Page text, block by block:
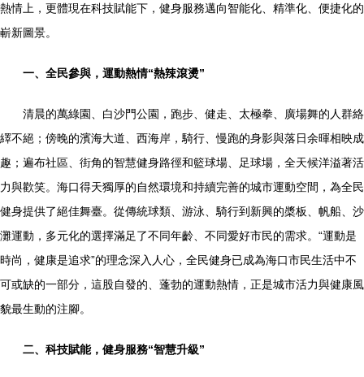
熱情上，更體現在科技賦能下，健身服務邁向智能化、精準化、便捷化的
嶄新圖景。
一、全民參與，運動熱情“熱辣滾燙”
清晨的萬綠園、白沙門公園，跑步、健走、太極拳、廣場舞的人群絡
繹不絕；傍晚的濱海大道、西海岸，騎行、慢跑的身影與落日余暉相映成
趣；遍布社區、街角的智慧健身路徑和籃球場、足球場，全天候洋溢著活
力與歡笑。海口得天獨厚的自然環境和持續完善的城市運動空間，為全民
健身提供了絕佳舞臺。從傳統球類、游泳、騎行到新興的槳板、帆船、沙
灘運動，多元化的選擇滿足了不同年齡、不同愛好市民的需求。“運動是
時尚，健康是追求”的理念深入人心，全民健身已成為海口市民生活中不
可或缺的一部分，這股自發的、蓬勃的運動熱情，正是城市活力與健康風
貌最生動的注腳。
二、科技賦能，健身服務“智慧升級”